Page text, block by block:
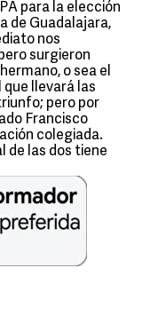
para la elección
de Guadalajara,
nos
surgieron
o sea el
llevará las
pero por
Francisco
colegiada.
de las dos tiene